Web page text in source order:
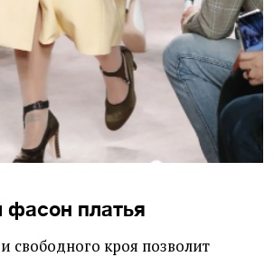
платья
свободного кроя позволит